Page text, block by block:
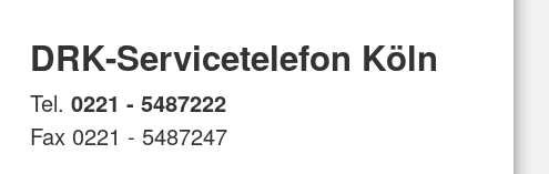
DRK-Servicetelefon Köln
Tel. 0221 - 5487222
Fax 0221 - 5487247